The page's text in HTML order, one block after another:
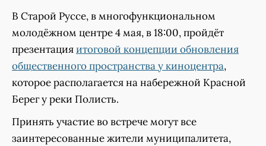
В Старой Руссе, в многофункциональном
молодёжном центре 4 мая, в 18:00, пройдёт
презентацияитоговой концепции обновления
общественного пространства у киноцентра,
которое располагается на набережной Красной
Берег у реки Полисть.
Принять участие во встрече могут все
заинтересованные жители муниципалитета,